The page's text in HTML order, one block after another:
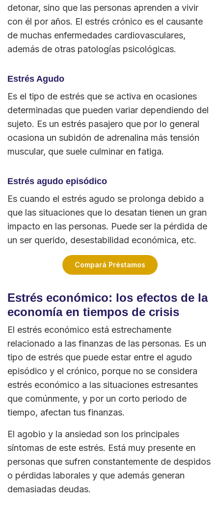
detonar, sino que las personas aprenden a vivir
con él por años. El estrés crónico es el causante
de muchas enfermedades cardiovasculares,
además de otras patologías psicológicas.
Estrés Agudo
Es el tipo de estrés que se activa en ocasiones
determinadas que pueden variar dependiendo del
sujeto. Es un estrés pasajero que por lo general
ocasiona un subidón de adrenalina más tensión
muscular, que suele culminar en fatiga.
Estrés agudo episódico
Es cuando el estrés agudo se prolonga debido a
que las situaciones que lo desatan tienen un gran
impacto en las personas. Puede ser la pérdida de
un ser querido, desestabilidad económica, etc.
Compará Préstamos
Estrés económico: los efectos de la
economía en tiempos de crisis
El estrés económico está estrechamente
relacionado a las finanzas de las personas. Es un
tipo de estrés que puede estar entre el agudo
episódico y el crónico, porque no se considera
estrés económico a las situaciones estresantes
que comúnmente, y por un corto periodo de
tiempo, afectan tus finanzas.
El agobio y la ansiedad son los principales
síntomas de este estrés. Está muy presente en
personas que sufren constantemente de despidos
o pérdidas laborales y que además generan
demasiadas deudas.